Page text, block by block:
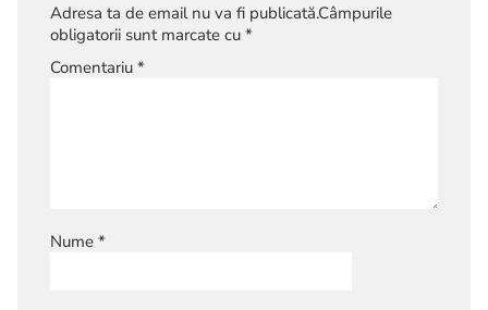
Adresa ta de email nu va fi publicată.Câmpurile
obligatorii sunt marcate cu *
Comentariu *
Nume *